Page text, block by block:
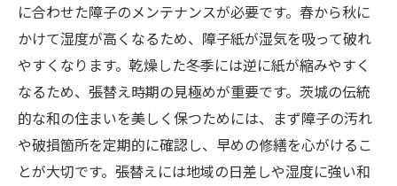
に合わせた障子のメンテナンスが必要です。春から秋に
かけて湿度が高くなるため、障子紙が湿気を吸って破れ
やすくなります。乾燥した冬季には逆に紙が縮みやすく
なるため、張替え時期の見極めが重要です。茨城の伝統
的な和の住まいを美しく保つためには、まず障子の汚れ
や破損箇所を定期的に確認し、早めの修繕を心がけるこ
とが大切です。張替えには地域の日差しや湿度に強い和